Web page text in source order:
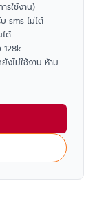
รใช้งาน)
sms ไม่ได้
ได้
128k
ไม่ใช้งาน ห้าม